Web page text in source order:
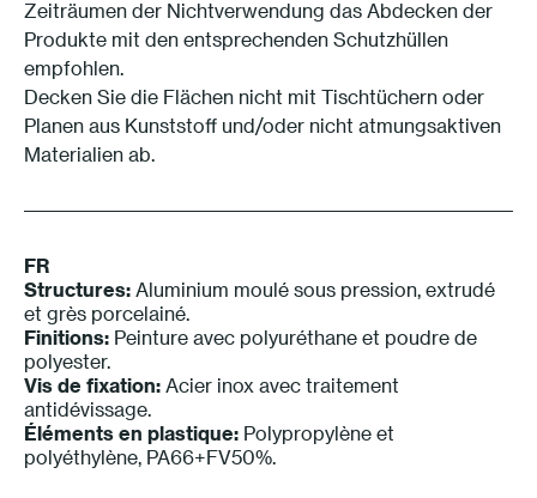
Zeiträumen der Nichtverwendung das Abdecken der
Produkte mit den entsprechenden Schutzhüllen
empfohlen.
Decken Sie die Flächen nicht mit Tischtüchern oder
Planen aus Kunststoff und/oder nicht atmungsaktiven
Materialien ab.
FR
Structures: Aluminium moulé sous pression, extrudé
et grès porcelainé.
Finitions: Peinture avec polyuréthane et poudre de
polyester.
Vis de fixation: Acier inox avec traitement
antidévissage.
Éléments en plastique: Polypropylène et
polyéthylène, PA66+FV50%.